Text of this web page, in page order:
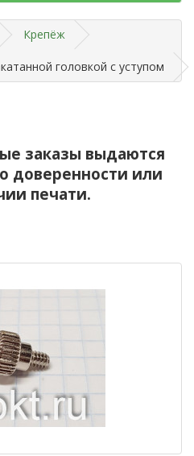
Крепёж
головкой с уступом
заказы выдаются
доверенности или
печати.